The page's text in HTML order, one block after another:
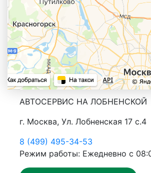
АВТОСЕРВИС НА ЛОБНЕНСКОЙ
г. Москва, Ул. Лобненская 17 с.4
8 (499) 495-34-53
Режим работы: Ежедневно с